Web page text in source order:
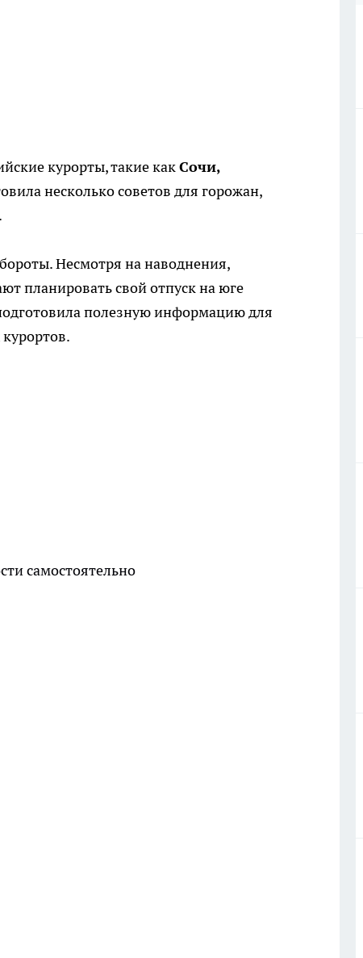
курорты, такие какСочи,
несколько советов для горожан,
Несмотря на наводнения,
планировать свой отпуск на юге
полезную информацию для
самостоятельно